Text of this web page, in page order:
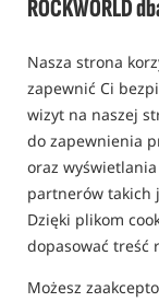
ROCKWORLD
Nasza strona
zapewnić Ci
wizyt na naszej
do zapewnienia
oraz
partnerów takich
Dzięki plikom
dopasować treść
Możesz
Promocja